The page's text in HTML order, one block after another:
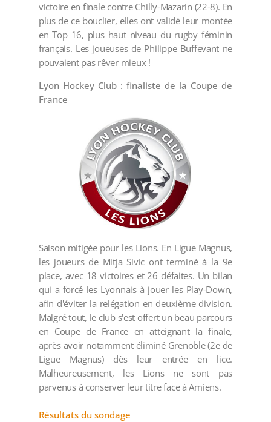
victoire en finale contre Chilly-Mazarin (22-8). En
plus de ce bouclier, elles ont validé leur montée
en Top 16, plus haut niveau du rugby féminin
français. Les joueuses de Philippe Buffevant ne
pouvaient pas rêver mieux !
Lyon Hockey Club : finaliste de la Coupe de
France
Saison mitigée pour les Lions. En Ligue Magnus,
les joueurs de Mitja Sivic ont terminé à la 9e
place, avec 18 victoires et 26 défaites. Un bilan
qui a forcé les Lyonnais à jouer les Play-Down,
afin d'éviter la relégation en deuxième division.
Malgré tout, le club s'est offert un beau parcours
en Coupe de France en atteignant la finale,
après avoir notamment éliminé Grenoble (2e de
Ligue Magnus) dès leur entrée en lice.
Malheureusement, les Lions ne sont pas
parvenus à conserver leur titre face à Amiens.
Résultats du sondage